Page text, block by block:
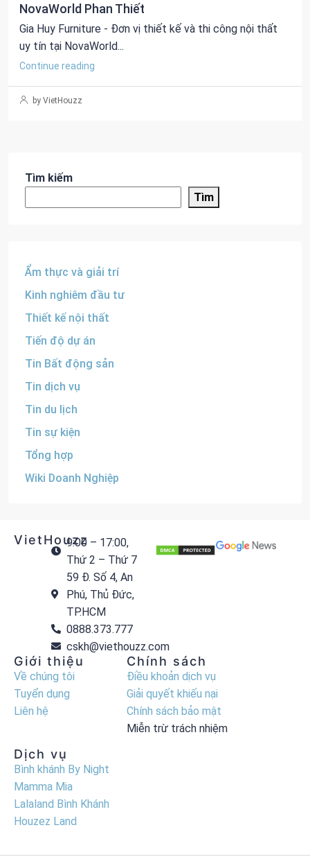
NovaWorld Phan Thiết
Gia Huy Furniture - Đơn vị thiết kế và thi công nội thất
uy tín tại NovaWorld...
Continue reading
by VietHouzz
Tìm kiếm
Tìm
Ẩm thực và giải trí
Kinh nghiêm đầu tư
Thiết kế nội thất
Tiến độ dự án
Tin Bất động sản
Tin dịch vụ
Tin du lịch
Tin sự kiện
Tổng hợp
Wiki Doanh Nghiệp
VietHouzz9:00 – 17:00,
Thứ 2 – Thứ 7
59 Đ. Số 4, An
Phú, Thủ Đức,
TP.HCM
0888.373.777
cskh@viethouzz.com
Giới thiệu
Về chúng tôi
Tuyển dụng
Liên hệ
Chính sách
Điều khoản dịch vụ
Giải quyết khiếu nại
Chính sách bảo mật
Miễn trừ trách nhiệm
Dịch vụ
Bình khánh By Night
Mamma Mia
Lalaland Bình Khánh
Houzez Land